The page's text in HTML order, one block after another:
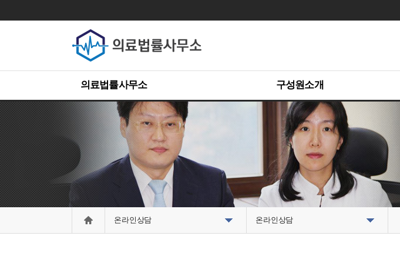
의료법률사무소 구성원소개
온라인상담 온라인상담